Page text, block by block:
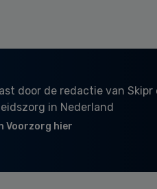
door de redactie van Skipr
in Nederland
Voorzorg hier